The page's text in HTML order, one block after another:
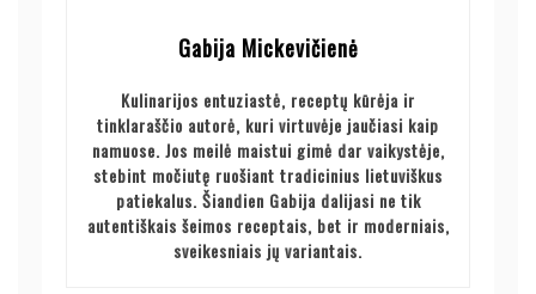
Gabija Mickevičienė
Kulinarijos entuziastė, receptų kūrėja ir
tinklaraščio autorė, kuri virtuvėje jaučiasi kaip
namuose. Jos meilė maistui gimė dar vaikystėje,
stebint močiutę ruošiant tradicinius lietuviškus
patiekalus. Šiandien Gabija dalijasi ne tik
autentiškais šeimos receptais, bet ir moderniais,
sveikesniais jų variantais.